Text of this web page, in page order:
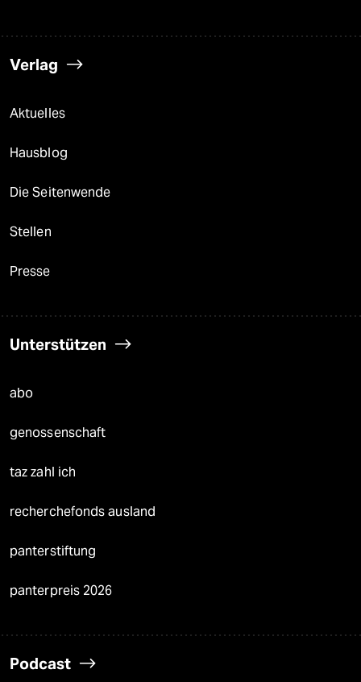
Verlag
Aktuelles
Hausblog
Die Seitenwende
Stellen
Presse
Unterstützen
abo
genossenschaft
taz zahl ich
recherchefonds ausland
panterstiftung
panterpreis 2026
Podcast